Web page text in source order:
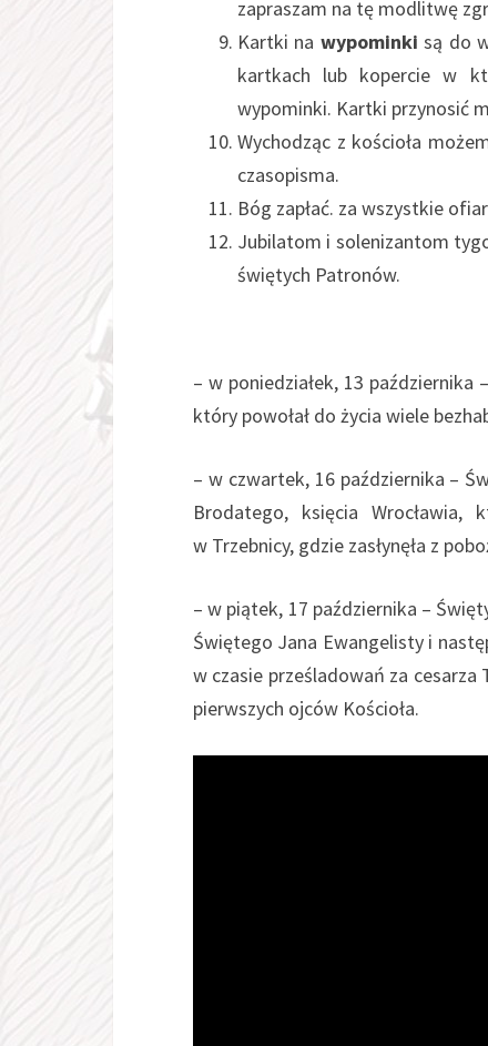
zapraszam na tę modlitwę
Kartki na wypominki są do
kartkach lub kopercie w
wypominki. Kartki przynosić
Wychodząc z kościoła
czasopisma.
Bóg zapłać. za wszystkie
Jubilatom i solenizantom
świętych Patronów.
W tym
– w poniedziałek, 13 października
który powołał do życia wiele
– w czwartek, 16 października –
Brodatego, księcia
w Trzebnicy, gdzie zasłynęła z
– w piątek, 17 października –
Świętego Jana Ewangelisty i
w czasie prześladowań za cesarza
pierwszych ojców Kościoła.